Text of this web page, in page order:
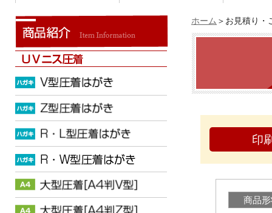
ホーム ＞お見積り・
印
商品